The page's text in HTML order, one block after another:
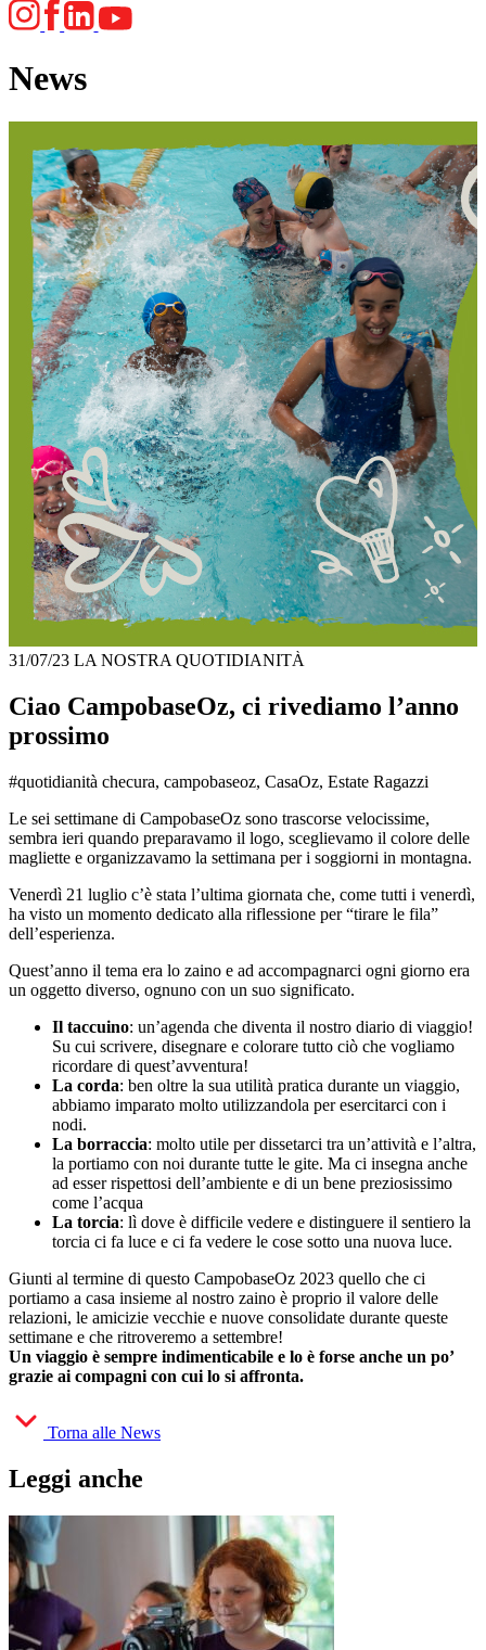
News
31/07/23 LA NOSTRA QUOTIDIANITÀ
Ciao CampobaseOz, ci rivediamo l’anno
prossimo
#quotidianità checura, campobaseoz, CasaOz, Estate Ragazzi
Le sei settimane di CampobaseOz sono trascorse velocissime,
sembra ieri quando preparavamo il logo, sceglievamo il colore delle
magliette e organizzavamo la settimana per i soggiorni in montagna.
Venerdì 21 luglio c’è stata l’ultima giornata che, come tutti i venerdì,
ha visto un momento dedicato alla riflessione per “tirare le fila”
dell’esperienza.
Quest’anno il tema era lo zaino e ad accompagnarci ogni giorno era
un oggetto diverso, ognuno con un suo significato.
Il taccuino: un’agenda che diventa il nostro diario di viaggio!
Su cui scrivere, disegnare e colorare tutto ciò che vogliamo
ricordare di quest’avventura!
La corda: ben oltre la sua utilità pratica durante un viaggio,
abbiamo imparato molto utilizzandola per esercitarci con i
nodi.
La borraccia: molto utile per dissetarci tra un’attività e l’altra,
la portiamo con noi durante tutte le gite. Ma ci insegna anche
ad esser rispettosi dell’ambiente e di un bene preziosissimo
come l’acqua
La torcia: lì dove è difficile vedere e distinguere il sentiero la
torcia ci fa luce e ci fa vedere le cose sotto una nuova luce.
Giunti al termine di questo CampobaseOz 2023 quello che ci
portiamo a casa insieme al nostro zaino è proprio il valore delle
relazioni, le amicizie vecchie e nuove consolidate durante queste
settimane e che ritroveremo a settembre!
Un viaggio è sempre indimenticabile e lo è forse anche un po’
grazie ai compagni con cui lo si affronta.
Torna alle News
Leggi anche